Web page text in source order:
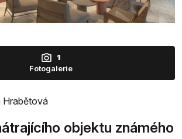
1
Fotogalerie
Hrabětová
objektu známého